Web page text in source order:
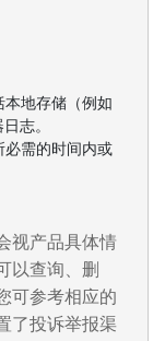
地存储（例如
志。
必需的时间内或
视产品具体情
以查询、删
可参考相应的
了投诉举报渠